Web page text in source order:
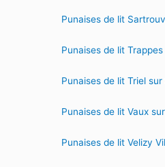
Punaises de lit
Punaises de lit Trappes
Punaises de lit Triel sur
Punaises de lit Vaux
Punaises de lit Velizy